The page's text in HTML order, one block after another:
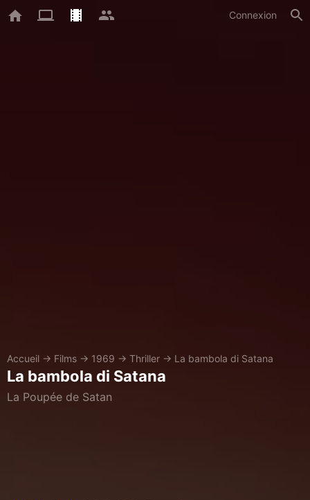
Connexion
Accueil → Films → 1969 → Thriller → La bambola di Satana
La bambola di Satana
La Poupée de Satan